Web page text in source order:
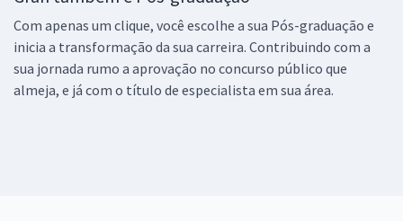
Com apenas um clique, você escolhe a sua Pós-graduação e
inicia a transformação da sua carreira. Contribuindo com a
sua jornada rumo a aprovação no concurso público que
almeja, e já com o título de especialista em sua área.